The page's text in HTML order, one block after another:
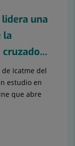
una
la
Icatme del
estudio en
que abre